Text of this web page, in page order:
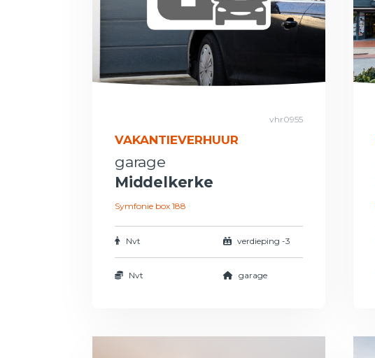
vhr0955
VAKANTIEVERHUUR
garage
Middelkerke
Symfonie box 188
Nvt verdieping -3
Nvt garage